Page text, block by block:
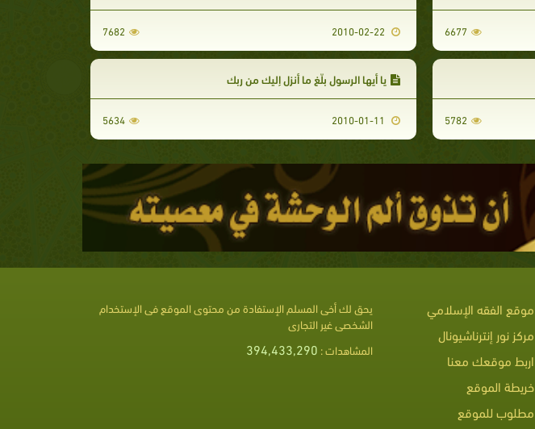
6677
7682
5782
يا أيها الرسول بلّغ ما أنزل إليك من ربك
5634
موقع الفقه الإسلامي
مركز نور إنترناشيونال
اربط موقعك معنا
خريطة الموقع
مطلوب للموقع
يحق لك أخى المسلم الإستفادة من محتوى الموقع فى الإستخدام
الشخصى غير التجارى
المشاهدات : 394,433,290